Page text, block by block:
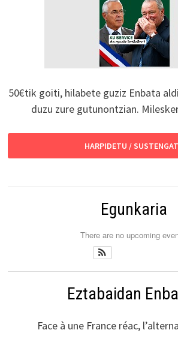
50€tik goiti, hilabete guziz Enbata
duzu zure gutunontzian.
HARPIDETU /
Egunkaria
There are no upcoming
Eztabaidan
Face à une France réac,